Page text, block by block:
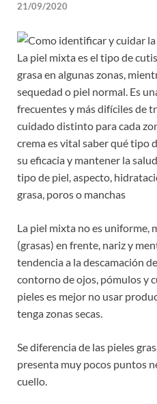
21/09/2020
La piel mixta es el tipo de
grasa en algunas zonas,
sequedad o piel normal. Es
frecuentes y más difíciles de
cuidado distinto para cada
crema es vital saber qué tipo
su eficacia y mantener la
tipo de piel, aspecto,
grasa, poros o manchas
La piel mixta no es uniforme,
(grasas) en frente, nariz y
tendencia a la descamación
contorno de ojos, pómulos y
pieles es mejor no usar
tenga zonas secas.
Se diferencia de las pieles
presenta muy pocos puntos
cuello.